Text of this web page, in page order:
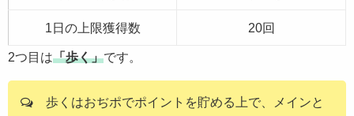
1日の上限獲得数 20回
2つ目は「歩く」です。
歩くはおぢポでポイントを貯める上で、メインと